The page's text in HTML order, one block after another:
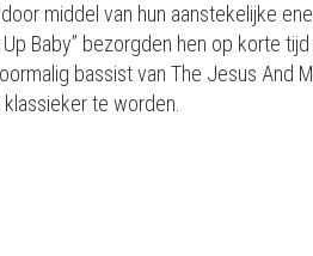
middel van hun aanstekelijke
Up Baby” bezorgden hen op korte
bassist van The Jesus And
klassieker te worden.